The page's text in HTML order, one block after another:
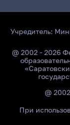
Учредитель:
@ 2002 - 2026
@
При